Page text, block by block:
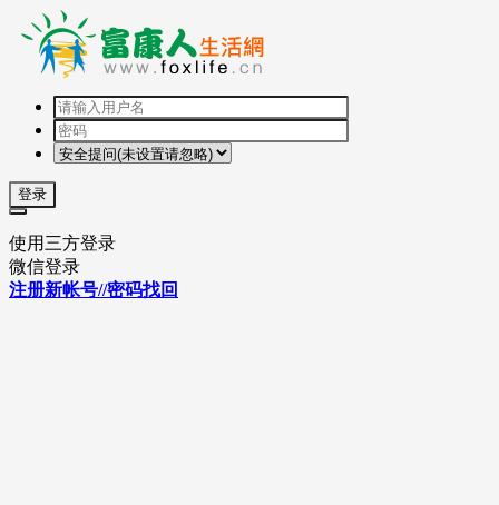
登录
使用三方登录
微信登录
注册新帐号//密码找回